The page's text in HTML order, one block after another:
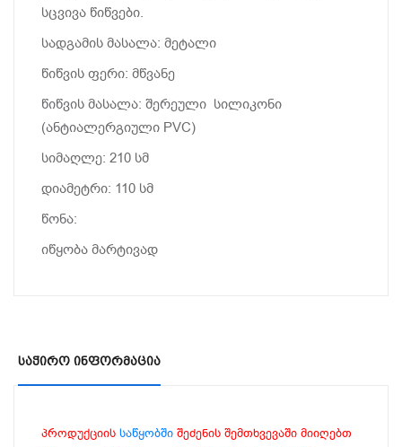
სცვივა წიწვები.
სადგამის მასალა: მეტალი
წიწვის ფერი: მწვანე
წიწვის მასალა: შერეული სილიკონი
(ანტიალერგიული PVC)
სიმაღლე: 210 სმ
დიამეტრი: 110 სმ
წონა:
იწყობა მარტივად
Საჭირო Ინფორმაცია
პროდუქციის საწყობში შეძენის შემთხვევაში მიიღებთ